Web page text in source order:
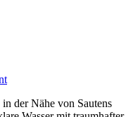
der Nähe von Sautens